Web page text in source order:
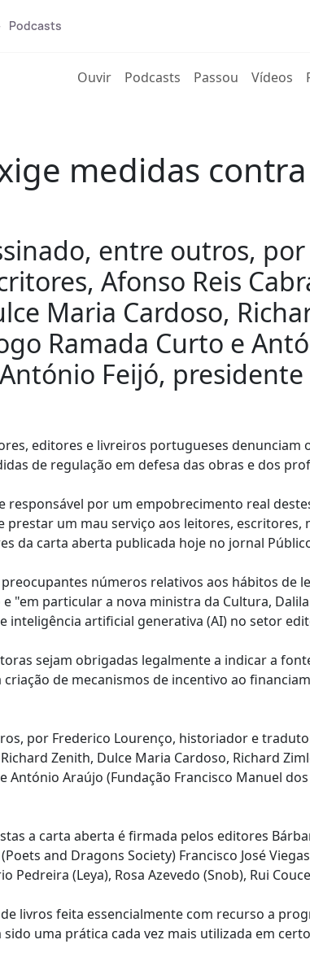
Podcasts
Ouvir(current)
Podcasts Passou Vídeos
medidas
entre outros,
Afonso Reis
Maria Cardoso,
Ramada Curto e
Feijó,
editores e livreiros portugueses denunciam
de regulação em defesa das obras e dos
responsável por um empobrecimento real
prestar um mau serviço aos leitores, escritores,
da carta aberta publicada hoje no jornal
números relativos aos hábitos de
"em particular a nova ministra da Cultura,
inteligência artificial generativa (AI) no setor
sejam obrigadas legalmente a indicar a
de mecanismos de incentivo ao
por Frederico Lourenço, historiador e
Zenith, Dulce Maria Cardoso, Richard
António Araújo (Fundação Francisco Manuel
a carta aberta é firmada pelos editores
and Dragons Society) Francisco José
Pedreira (Leya), Rosa Azevedo (Snob), Rui
livros feita essencialmente com recurso a
sido uma prática cada vez mais utilizada em